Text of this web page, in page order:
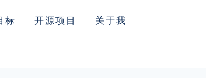
标 开源项目 关于我